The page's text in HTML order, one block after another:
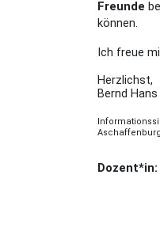
Freunde
können.
Ich freue
Herzlichst,
Bernd
Aschaffenburg
Dozent*in: